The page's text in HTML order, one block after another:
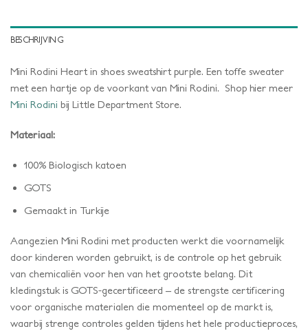
BESCHRIJVING
Mini Rodini Heart in shoes sweatshirt purple. Een toffe sweater
met een hartje op de voorkant van Mini Rodini. Shop hier meer
Mini Rodini bij Little Department Store.
Materiaal:
100% Biologisch katoen
GOTS
Gemaakt in Turkije
Aangezien Mini Rodini met producten werkt die voornamelijk
door kinderen worden gebruikt, is de controle op het gebruik
van chemicaliën voor hen van het grootste belang. Dit
kledingstuk is GOTS-gecertificeerd – de strengste certificering
voor organische materialen die momenteel op de markt is,
waarbij strenge controles gelden tijdens het hele productieproces,